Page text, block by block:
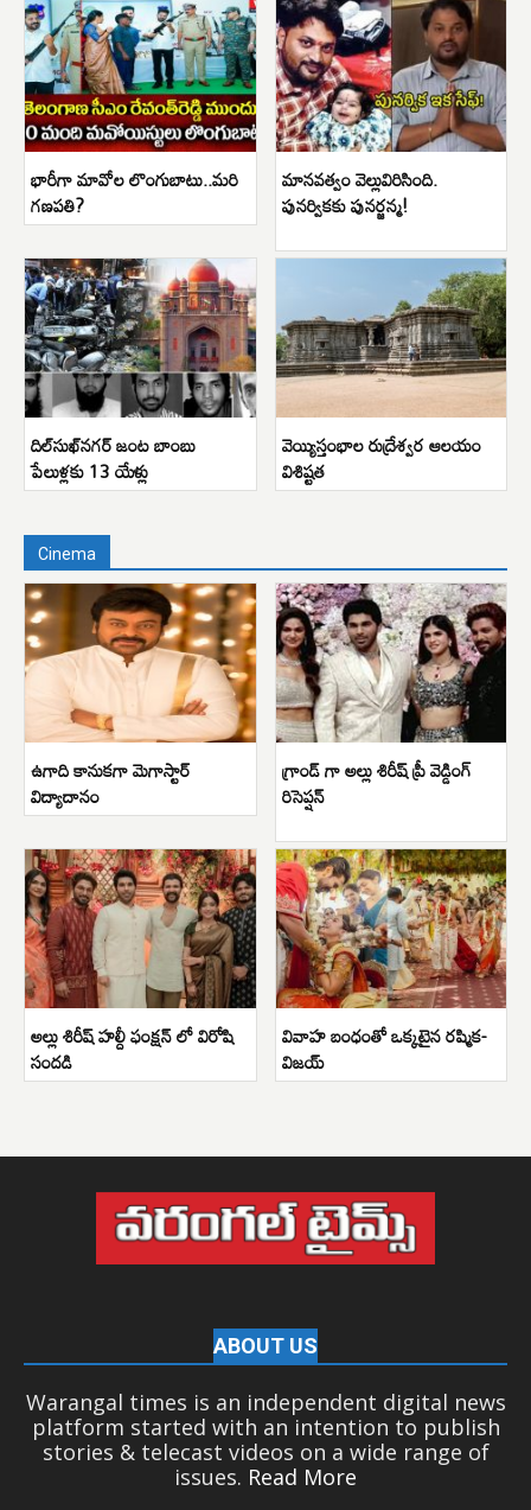
భారీగా మావోల లొంగుబాటు..మరి
గణపతి?
మానవత్వం వెల్లువిరిసింది.
పునర్వికకు పునర్జన్మ!
దిల్‌సుఖ్‌నగర్ జంట బాంబు
పేలుళ్లకు 13 యేళ్లు
వెయ్యిస్తంభాల రుద్రేశ్వర ఆలయం
విశిష్టత
Cinema
ఉగాది కానుకగా మెగాస్టార్
విద్యాదానం
గ్రాండ్ గా అల్లు శిరీష్ ప్రీ వెడ్డింగ్
రిసెప్షన్
అల్లు శిరీష్ హల్దీ ఫంక్షన్ లో విరోషి
సందడి
వివాహ బంధంతో ఒక్కటైన రష్మిక-
విజయ్
ABOUT US
Warangal times is an independent digital news
platform started with an intention to publish
stories & telecast videos on a wide range of
issues. Read More